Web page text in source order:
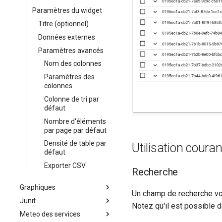
Paramètres du widget
Titre (optionnel)
Données externes
Paramètres avancés
Nom des colonnes
Paramètres des
colonnes
Colonne de tri par
défaut
Nombre d'éléments
par page par défaut
Densité de table par
défaut
Exporter CSV
Graphiques
Widgets graphiques
Junit
Scénarios JUnit
Meteo des services
Utilisation
Recherche
Un champ de recherche
Notez qu'il est possible